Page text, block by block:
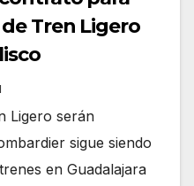
Tren Ligero
Ligero serán
sigue siendo
en Guadalajara